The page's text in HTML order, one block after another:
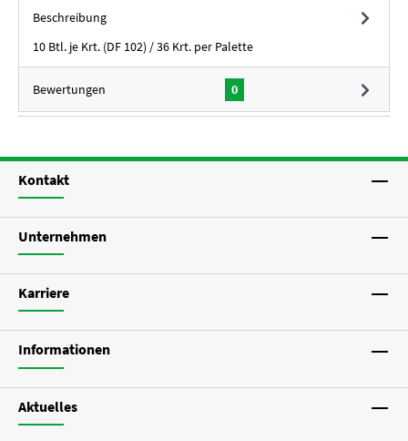
Beschreibung
10 Btl. je Krt. (DF 102) / 36 Krt. per Palette
Bewertungen 0
Kontakt
Unternehmen
Karriere
Informationen
Aktuelles